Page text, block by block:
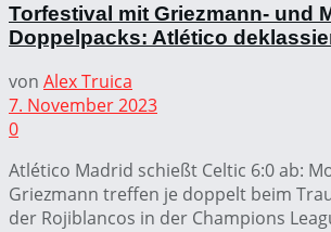
Torfestival mit Griezmann- und
Doppelpacks: Atlético
von Alex Truica
7. November 2023
0
Atlético Madrid schießt Celtic 6:0 ab:
Griezmann treffen je doppelt beim
der Rojiblancos in der Champions